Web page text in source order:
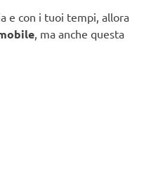
e con i tuoi tempi, allora
, ma anche questa